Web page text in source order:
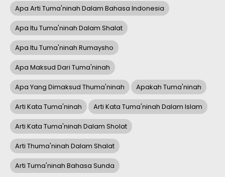
Apa Arti Tuma'ninah Dalam Bahasa Indonesia
Apa Itu Tuma'ninah Dalam Shalat
Apa Itu Tuma'ninah Rumaysho
Apa Maksud Dari Tuma'ninah
Apa Yang Dimaksud Thuma'ninah Apakah Tuma'ninah
Arti Kata Tuma'ninah Arti Kata Tuma'ninah Dalam Islam
Arti Kata Tuma'ninah Dalam Sholat
Arti Thuma'ninah Dalam Shalat
Arti Tuma'ninah Bahasa Sunda